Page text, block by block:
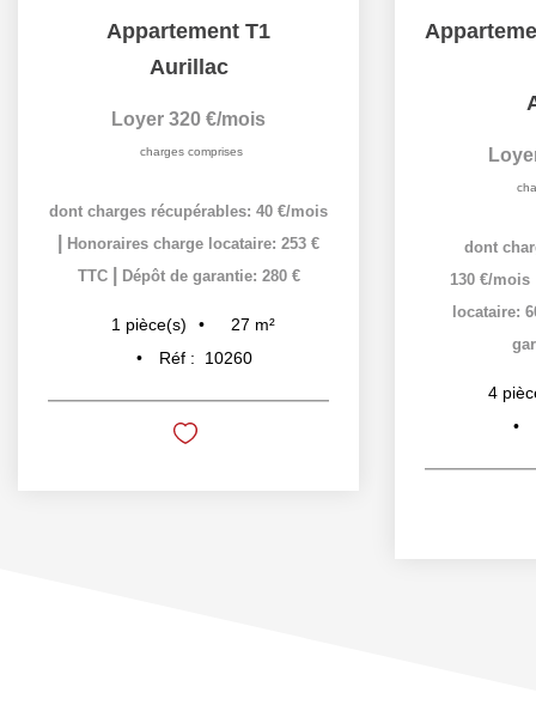
Appartement T1
Aurillac
Loyer 320 €/mois
charges comprises
dont charges récupérables: 40 €/mois
Honoraires charge locataire: 253 €
TTC
Dépôt de garantie: 280 €
1 pièce(s) 27 m²
Réf :
10260
dont
130 €/mois
locataire:
4